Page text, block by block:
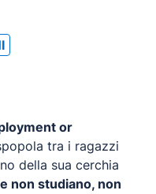
or
tra i ragazzi
della sua cerchia
non studiano, non